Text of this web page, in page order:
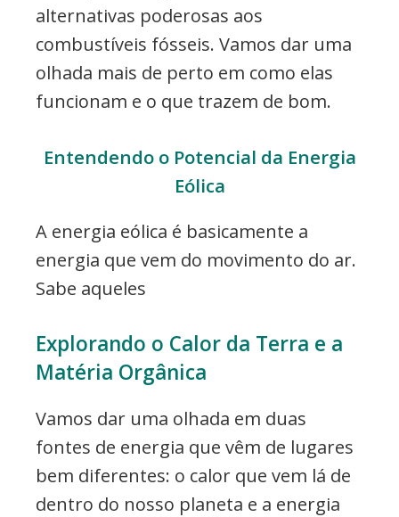
alternativas poderosas aos
combustíveis fósseis. Vamos dar uma
olhada mais de perto em como elas
funcionam e o que trazem de bom.
Entendendo o Potencial da Energia
Eólica
A energia eólica é basicamente a
energia que vem do movimento do ar.
Sabe aqueles
Explorando o Calor da Terra e a
Matéria Orgânica
Vamos dar uma olhada em duas
fontes de energia que vêm de lugares
bem diferentes: o calor que vem lá de
dentro do nosso planeta e a energia